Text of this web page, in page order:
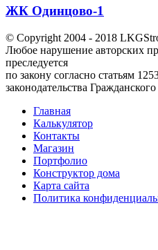
ЖК Одинцово-1
© Copyright 2004 - 2018
Любое нарушение авторских
преследуется
по закону согласно статьям
законодательства
Главная
Калькулятор
Контакты
Магазин
Портфолио
Конструктор дома
Карта сайта
Политика